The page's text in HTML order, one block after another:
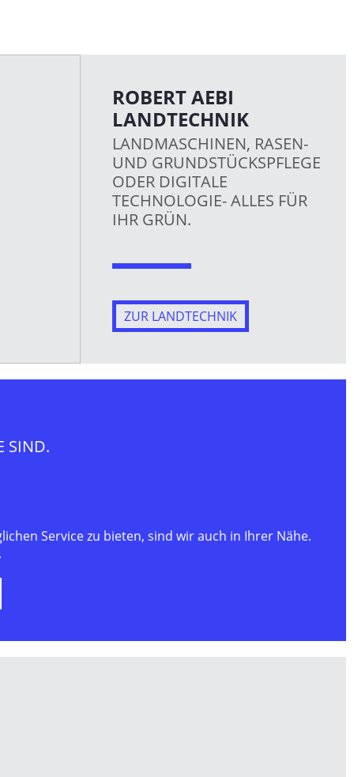
ROBERT AEBI
LANDTECHNIK
LANDMASCHINEN, RASEN-
UND GRUNDSTÜCKSPFLEGE
ODER DIGITALE
TECHNOLOGIE- ALLES FÜR
IHR GRÜN.
ZUR LANDTECHNIK
SIND.
Service zu bieten, sind wir auch in Ihrer Nähe.